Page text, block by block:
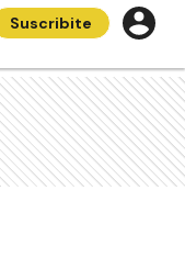
Suscribite